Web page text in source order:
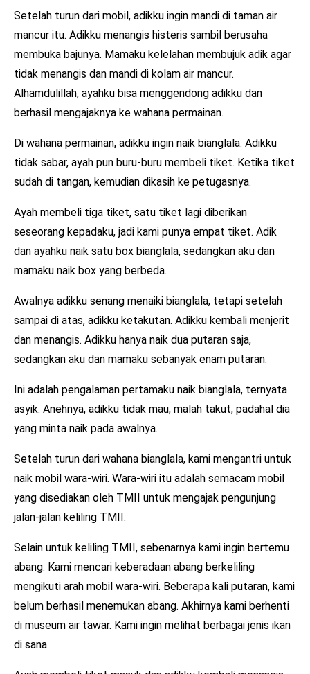
Setelah turun dari mobil, adikku ingin mandi di taman air
mancur itu. Adikku menangis histeris sambil berusaha
membuka bajunya. Mamaku kelelahan membujuk adik agar
tidak menangis dan mandi di kolam air mancur.
Alhamdulillah, ayahku bisa menggendong adikku dan
berhasil mengajaknya ke wahana permainan.
Di wahana permainan, adikku ingin naik bianglala. Adikku
tidak sabar, ayah pun buru-buru membeli tiket. Ketika tiket
sudah di tangan, kemudian dikasih ke petugasnya.
Ayah membeli tiga tiket, satu tiket lagi diberikan
seseorang kepadaku, jadi kami punya empat tiket. Adik
dan ayahku naik satu box bianglala, sedangkan aku dan
mamaku naik box yang berbeda.
Awalnya adikku senang menaiki bianglala, tetapi setelah
sampai di atas, adikku ketakutan. Adikku kembali menjerit
dan menangis. Adikku hanya naik dua putaran saja,
sedangkan aku dan mamaku sebanyak enam putaran.
Ini adalah pengalaman pertamaku naik bianglala, ternyata
asyik. Anehnya, adikku tidak mau, malah takut, padahal dia
yang minta naik pada awalnya.
Setelah turun dari wahana bianglala, kami mengantri untuk
naik mobil wara-wiri. Wara-wiri itu adalah semacam mobil
yang disediakan oleh TMII untuk mengajak pengunjung
jalan-jalan keliling TMII.
Selain untuk keliling TMII, sebenarnya kami ingin bertemu
abang. Kami mencari keberadaan abang berkeliling
mengikuti arah mobil wara-wiri. Beberapa kali putaran, kami
belum berhasil menemukan abang. Akhirnya kami berhenti
di museum air tawar. Kami ingin melihat berbagai jenis ikan
di sana.